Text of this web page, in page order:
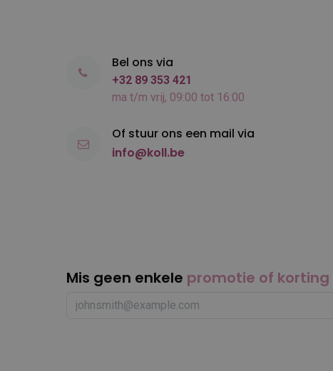
Mis geen enkele promotie of korting
Bel ons via
+32 89 353 421
ma t/m vrij, 09:00 tot 16:00
Of stuur ons een mail via
info@koll.be